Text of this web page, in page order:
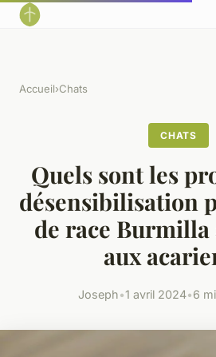
Accueil›Chats
CHATS
Quels sont les
désensibilisation
de race
aux
Joseph•1 avril 2024•6